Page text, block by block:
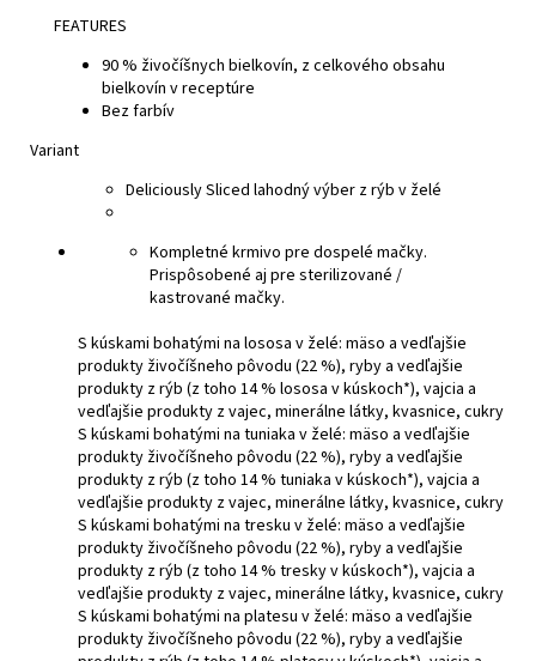
FEATURES
90 % živočíšnych bielkovín, z celkového obsahu
bielkovín v receptúre
Bez farbív
Variant
Deliciously Sliced lahodný výber z rýb v želé
Kompletné krmivo pre dospelé mačky.
Prispôsobené aj pre sterilizované /
kastrované mačky.
S kúskami bohatými na lososa v želé: mäso a vedľajšie
produkty živočíšneho pôvodu (22 %), ryby a vedľajšie
produkty z rýb (z toho 14 % lososa v kúskoch*), vajcia a
vedľajšie produkty z vajec, minerálne látky, kvasnice, cukry
S kúskami bohatými na tuniaka v želé: mäso a vedľajšie
produkty živočíšneho pôvodu (22 %), ryby a vedľajšie
produkty z rýb (z toho 14 % tuniaka v kúskoch*), vajcia a
vedľajšie produkty z vajec, minerálne látky, kvasnice, cukry
S kúskami bohatými na tresku v želé: mäso a vedľajšie
produkty živočíšneho pôvodu (22 %), ryby a vedľajšie
produkty z rýb (z toho 14 % tresky v kúskoch*), vajcia a
vedľajšie produkty z vajec, minerálne látky, kvasnice, cukry
S kúskami bohatými na platesu v želé: mäso a vedľajšie
produkty živočíšneho pôvodu (22 %), ryby a vedľajšie